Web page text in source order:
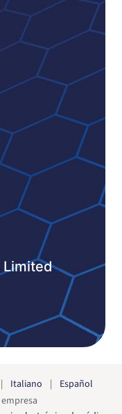
Limited
| Italiano | Español